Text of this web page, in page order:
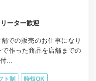
ーター歓迎
での販売のお仕事になり
作った商品を店舗までの
...
ト制 時短OK